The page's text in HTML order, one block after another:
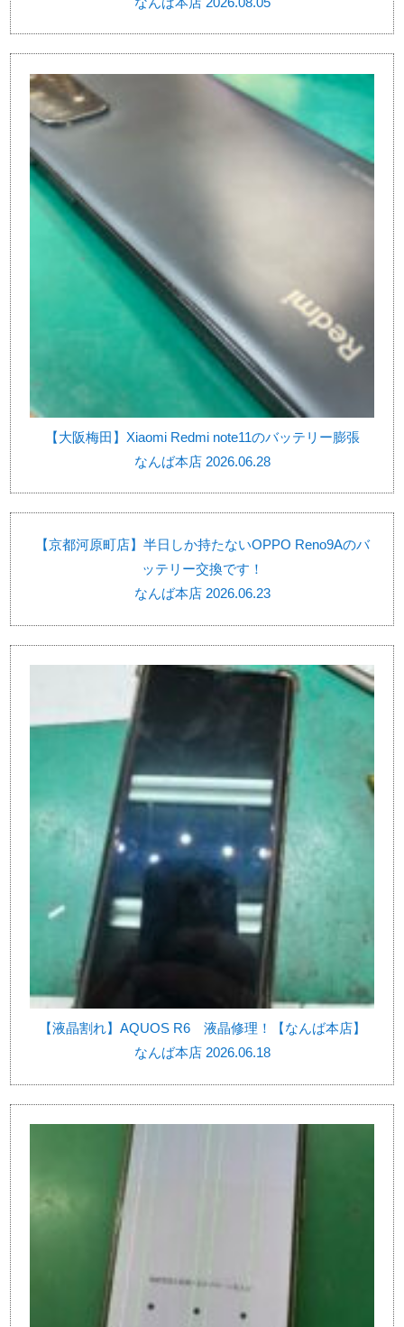
【大阪梅田】Xiaomi Redmi note11のバッテリー膨張
なんば本店 2026.06.28
【京都河原町店】半日しか持たないOPPO Reno9Aのバ
ッテリー交換です！
なんば本店 2026.06.23
【液晶割れ】AQUOS R6 液晶修理！【なんば本店】
なんば本店 2026.06.18